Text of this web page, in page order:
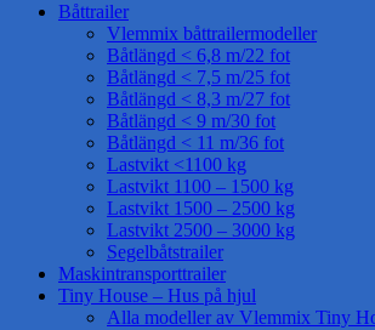
Båttrailer
Vlemmix båttrailermodeller
Båtlängd < 6,8 m/22 fot
Båtlängd < 7,5 m/25 fot
Båtlängd < 8,3 m/27 fot
Båtlängd < 9 m/30 fot
Båtlängd < 11 m/36 fot
Lastvikt <1100 kg
Lastvikt 1100 – 1500 kg
Lastvikt 1500 – 2500 kg
Lastvikt 2500 – 3000 kg
Segelbåtstrailer
Maskintransporttrailer
Tiny House – Hus på hjul
Alla modeller av Vlemmix Tiny